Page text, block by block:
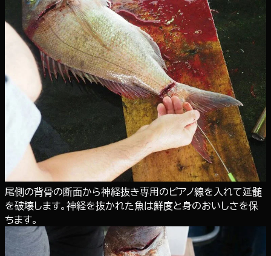
尾側の背骨の断面から神経抜き専用のピアノ線を入れて延髄
を破壊します。神経を抜かれた魚は鮮度と身のおいしさを保
ちます。